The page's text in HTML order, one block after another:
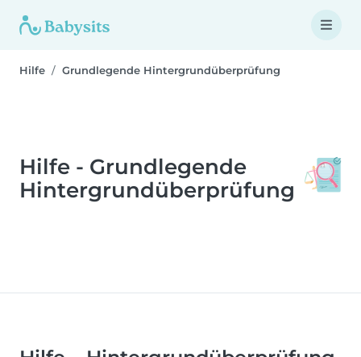
Hilfe Grundlegende Hintergrundüberprüfung
Hilfe - Grundlegende
Hintergrundüberprüfung